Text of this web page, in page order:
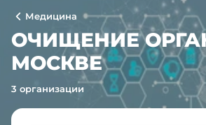
Медицина
ОЧИЩЕНИЕ
МОСКВЕ
3 организации